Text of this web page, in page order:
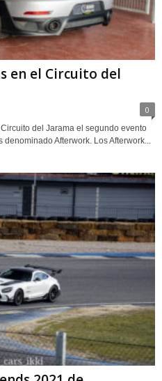
en el Circuito del
0
del Jarama el segundo evento
Afterwork. Los Afterwork...